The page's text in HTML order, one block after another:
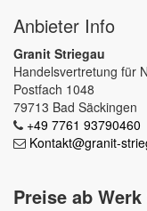
Anbieter Info
Granit Striegau
Handelsvertretung für
Postfach 1048
79713 Bad Säckingen
+49 7761 93790460
Kontakt@granit-
Preise ab